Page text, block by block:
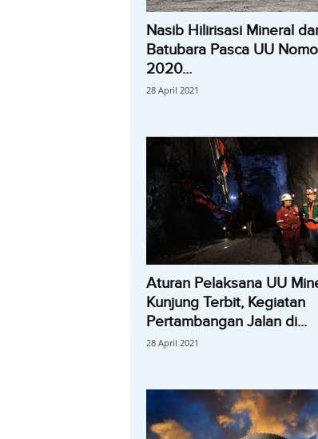
Nasib Hilirisasi Mineral
Batubara Pasca UU
2020...
28 April 2021
Aturan Pelaksana UU
Kunjung Terbit, Kegiatan
Pertambangan Jalan di...
28 April 2021